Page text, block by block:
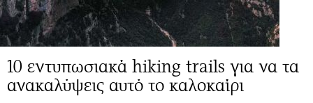
10 εντυπωσιακά hiking trails για να τα
ανακαλύψεις αυτό το καλοκαίρι